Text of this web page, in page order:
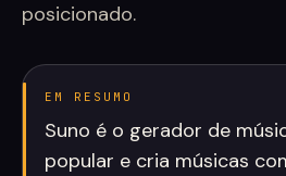
posicionado.
EM RESUMO
Suno é o gerador de
popular e cria músicas